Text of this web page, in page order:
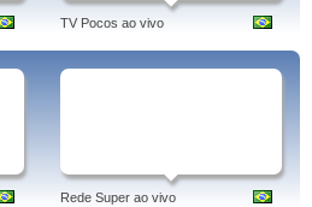
TV Pocos ao vivo
Rede Super ao vivo